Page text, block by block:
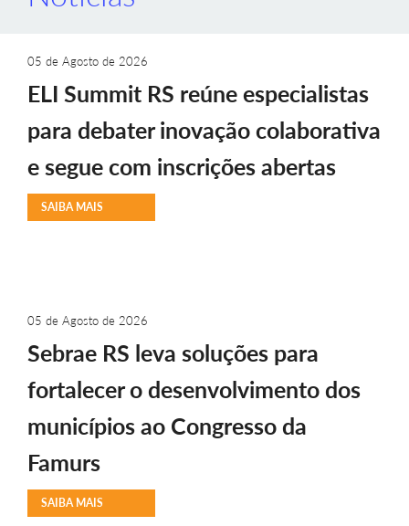
05 de Agosto de 2026
ELI Summit RS reúne especialistas
para debater inovação colaborativa
e segue com inscrições abertas
SAIBA MAIS
05 de Agosto de 2026
Sebrae RS leva soluções para
fortalecer o desenvolvimento dos
municípios ao Congresso da
Famurs
SAIBA MAIS